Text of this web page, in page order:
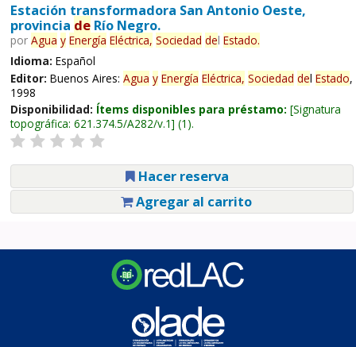
Estación transformadora San Antonio Oeste,
provincia deRío Negro.
por Agua y Energía Eléctrica, Sociedad del Estado.
Idioma: Español
Editor: Buenos Aires: Agua y Energía Eléctrica, Sociedad del Estado,
1998
Disponibilidad: Ítems disponibles para préstamo: Signatura
topográfica: 621.374.5/A282/v.1 (1).
Hacer reserva
Agregar al carrito